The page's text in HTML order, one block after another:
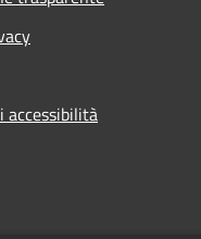
accessibilità